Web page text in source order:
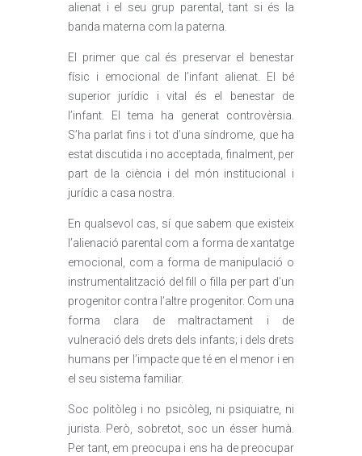
alienat i el seu grup parental, tant si és la
banda materna com la paterna.
El primer que cal és preservar el benestar
físic i emocional de l’infant alienat. El bé
superior jurídic i vital és el benestar de
l’infant. El tema ha generat controvèrsia.
S’ha parlat fins i tot d’una síndrome, que ha
estat discutida i no acceptada, finalment, per
part de la ciència i del món institucional i
jurídic a casa nostra.
En qualsevol cas, sí que sabem que existeix
l’alienació parental com a forma de xantatge
emocional, com a forma de manipulació o
instrumentalització del fill o filla per part d’un
progenitor contra l’altre progenitor. Com una
forma clara de maltractament i de
vulneració dels drets dels infants; i dels drets
humans per l’impacte que té en el menor i en
el seu sistema familiar.
Soc politòleg i no psicòleg, ni psiquiatre, ni
jurista. Però, sobretot, soc un ésser humà.
Per tant, em preocupa i ens ha de preocupar